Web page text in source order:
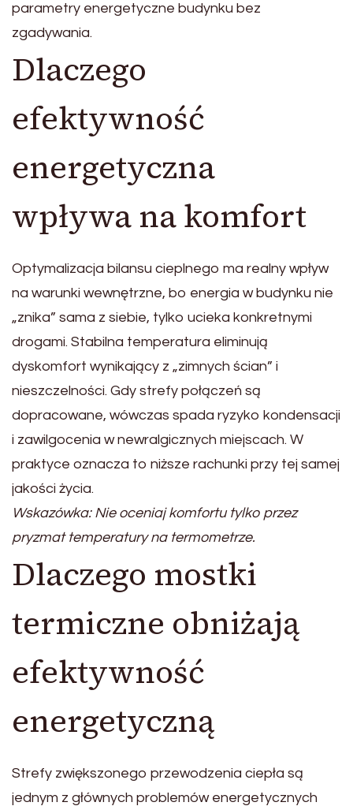
parametry energetyczne budynku bez
zgadywania.
Dlaczego
efektywność
energetyczna
wpływa na komfort
Optymalizacja bilansu cieplnego ma realny wpływ
na warunki wewnętrzne, bo energia w budynku nie
„znika” sama z siebie, tylko ucieka konkretnymi
drogami. Stabilna temperatura eliminują
dyskomfort wynikający z „zimnych ścian” i
nieszczelności. Gdy strefy połączeń są
dopracowane, wówczas spada ryzyko kondensacji
i zawilgocenia w newralgicznych miejscach. W
praktyce oznacza to niższe rachunki przy tej samej
jakości życia.
Wskazówka: Nie oceniaj komfortu tylko przez
pryzmat temperatury na termometrze.
Dlaczego mostki
termiczne obniżają
efektywność
energetyczną
Strefy zwiększonego przewodzenia ciepła są
jednym z głównych problemów energetycznych